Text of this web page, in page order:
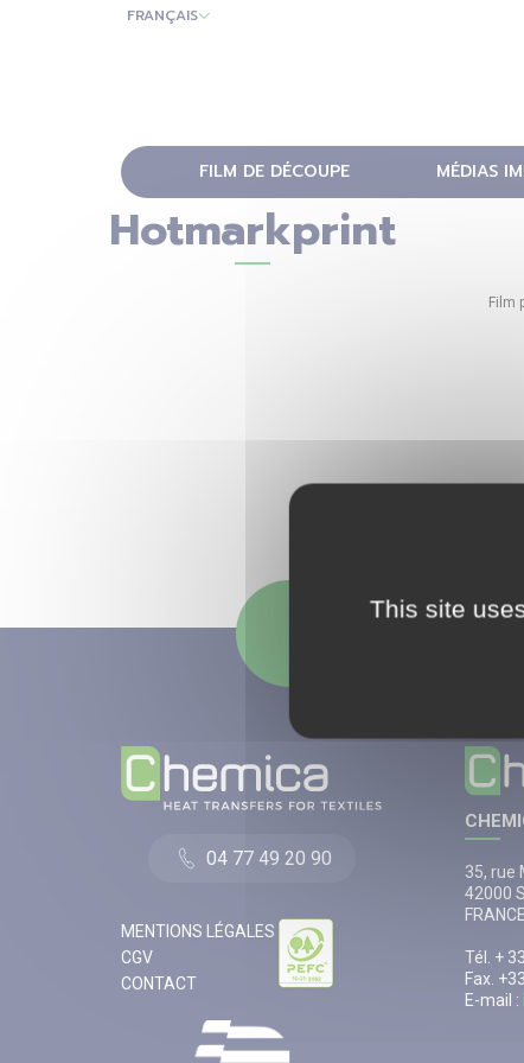
FRANÇAIS
FILM DE DÉCOUPE MÉDIAS
Hotmarkprint
Film
04 77 49 20 90
MENTIONS LÉGALES
CGV
CONTACT
35, rue
42000
FRANCE
Tél. +
Fax.
E-mail :
This site